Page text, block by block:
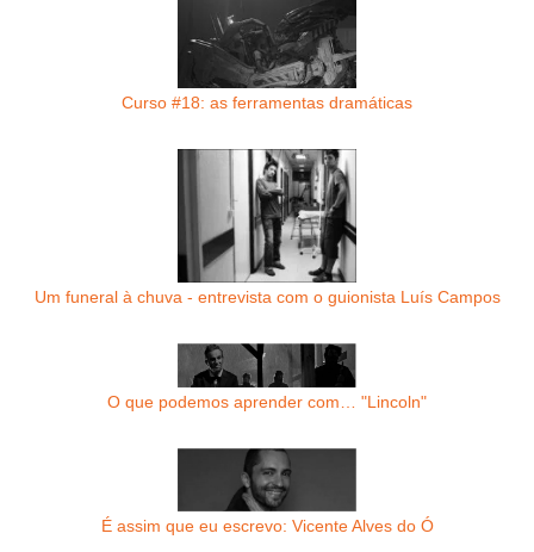
Curso #18: as ferramentas dramáticas
Um funeral à chuva - entrevista com o guionista Luís Campos
O que podemos aprender com… "Lincoln"
É assim que eu escrevo: Vicente Alves do Ó